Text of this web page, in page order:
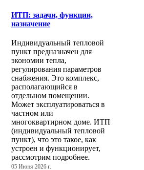
ИТП: задачи, функции,
назначение
Индивидуальный тепловой
пункт предназначен для
экономии тепла,
регулирования параметров
снабжения. Это комплекс,
располагающийся в
отдельном помещении.
Может эксплуатироваться в
частном или
многоквартирном доме. ИТП
(индивидуальный тепловой
пункт), что это такое, как
устроен и функционирует,
рассмотрим подробнее.
05 Июня 2026 г.